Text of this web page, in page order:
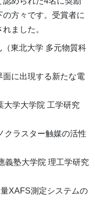
方々です。受賞者に
ました。
東北大学 多元物質科
面に出現する新たな電
学大学院 工学研究
クラスター触媒の活性
塾大学院 理工学研究
XAFS測定システムの